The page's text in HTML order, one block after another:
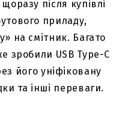
після купівлі
приладу,
на смітник. Багато
зробили USB Type-C
його уніфіковану
та інші переваги.